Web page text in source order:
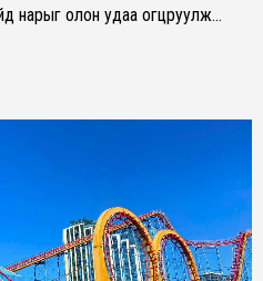
нарыг олон удаа огцруулж…